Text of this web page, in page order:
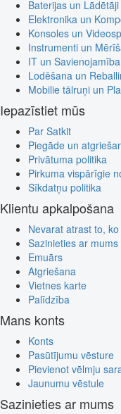
Baterijas un Lādētāji
Elektronika un
Konsoles un
Instrumenti un
IT un Savienojamība
Lodēšana un
Mobilie tālruņi un
Iepazīstiet mūs
Par Satkit
Piegāde un
Privātuma politika
Pirkuma vispārīgie
Sīkdatņu politika
Klientu apkalpošana
Nevarat atrast to,
Sazinieties ar mums
Emuārs
Atgriešana
Vietnes karte
Palīdzība
Mans konts
Konts
Pasūtījumu vēsture
Pievienot vēlmju
Jaunumu vēstule
Sazinieties ar mums